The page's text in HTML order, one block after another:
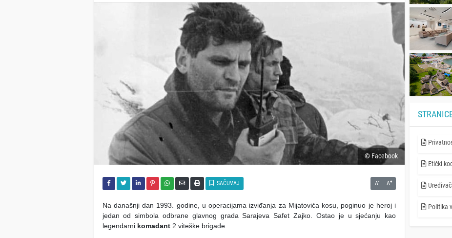
© Facebook
SAČUVAJ A- A+
Na današnji dan 1993. godine, u operacijama izviđanja za Mijatovića kosu, poginuo je heroj i
jedan od simbola odbrane glavnog grada Sarajeva Safet Zajko. Ostao je u sjećanju kao
legendarni komadant2.viteške brigade.
Etički
Politika